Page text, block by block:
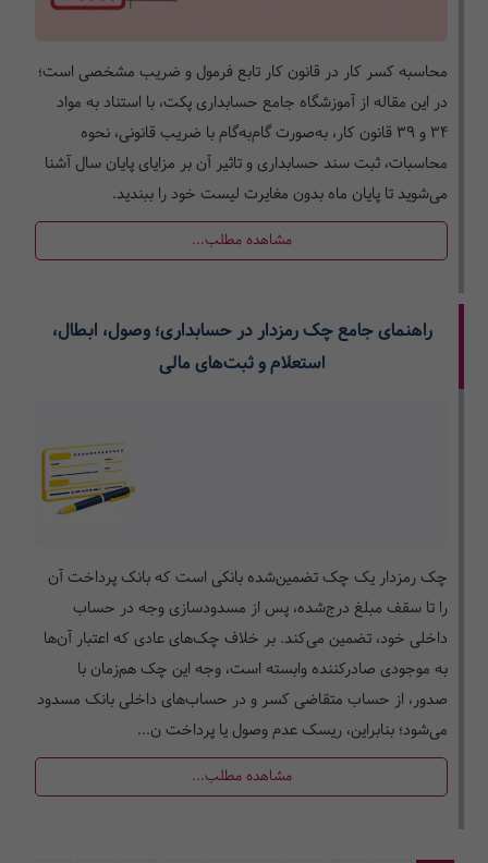
محاسبه کسر کار در قانون کار تابع فرمول و ضریب مشخصی است؛
در این مقاله از آموزشگاه جامع حسابداری پکت، با استناد به مواد
۳۴ و ۳۹ قانون کار، به‌صورت گام‌به‌گام با ضریب قانونی، نحوه
محاسبات، ثبت سند حسابداری و تاثیر آن بر مزایای پایان سال آشنا
می‌شوید تا پایان ماه بدون مغایرت لیست خود را ببندید.
مشاهده مطلب...
راهنمای جامع چک رمزدار در حسابداری؛ وصول، ابطال،
استعلام و ثبت‌های مالی
چک رمزدار یک چک تضمین‌شده بانکی است که بانک پرداخت آن
را تا سقف مبلغ درج‌شده، پس از مسدودسازی وجه در حساب
داخلی خود، تضمین می‌کند. بر خلاف چک‌های عادی که اعتبار آن‌ها
به موجودی صادرکننده وابسته است، وجه این چک هم‌زمان با
صدور، از حساب متقاضی کسر و در حساب‌های داخلی بانک مسدود
می‌شود؛ بنابراین، ریسک عدم وصول یا پرداخت ن...
مشاهده مطلب...